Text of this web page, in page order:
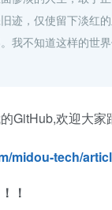
迹，仅使留下淡红
我不知道这样的世
GitHub,欢迎大家
midou-tech/
！